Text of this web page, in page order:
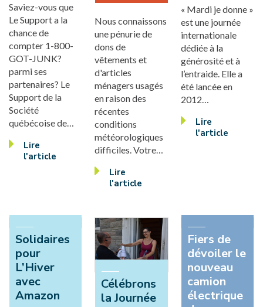
Saviez-vous que
Le Support a la
chance de
compter 1-800-
GOT-JUNK?
parmi ses
partenaires? Le
Support de la
Société
québécoise de…
Lire
l'article
Nous connaissons
une pénurie de
dons de
vêtements et
d'articles
ménagers usagés
en raison des
récentes
conditions
météorologiques
difficiles. Votre…
Lire
l'article
« Mardi je donne »
est une journée
internationale
dédiée à la
générosité et à
l’entraide. Elle a
été lancée en
2012…
Lire
l'article
Solidaires
pour
L’Hiver
avec
Amazon
Célébrons
la Journée
Fiers de
dévoiler le
nouveau
camion
électrique